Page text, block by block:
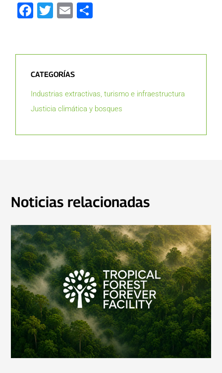
Facebook
Twitter
Email
CATEGORÍAS
Industrias extractivas, turismo e infraestructura
Justicia climática y bosques
Noticias relacionadas